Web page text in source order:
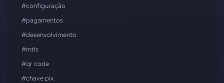
#configuração
#pagamentos
#desenvolvimento
#mtls
#qr code
#chave pix